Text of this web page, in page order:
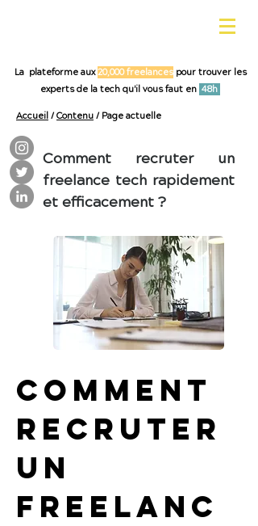
La plateforme aux20,000 freelancespour trouver les
experts de la tech qu'il vous faut en 48h
Accueil / Contenu / Page actuelle
Comment recruter un
freelance tech rapidement
et efficacement ?
Comment
recruter
un
freelanc